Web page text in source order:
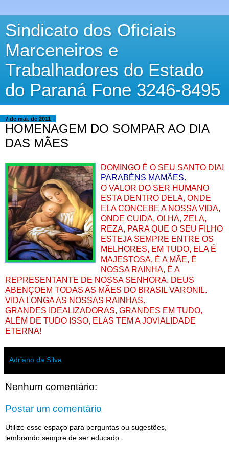
Sindicato dos Oficiais
Marceneiros e
Trabalhadores do Estado
do Paraná Fone 3246-8495
7 de mai. de 2011
HOMENAGEM DO SOMPAR AO DIA
DAS MÃES
DOMINGO É O SEU SANTO DIA!
PARABÉNS MAMÃES.
O VALOR DO SER HUMANO
ESTA DENTRO DELA, ONDE
ELA CONCEBE A NOSSA VIDA,
ONDE CUIDA, OLHA, ZELA,
REZA, PARA QUE O SEU FILHO
ESTEJA SEMPRE ENTRE OS
MELHORES, EM TUDO, ELA É
MAJESTOSA, É A MÃE, É
NOSSA RAINHA, É A
REPRESENTANTE DE NOSSA SENHORA. DEUS
ABENÇOEM TODAS AS MÃES DO BRASIL VARONIL.
VIDA LONGA AS NOSSAS RAINHAS.
GRANDES IDEALIZADORAS, GRANDES EM TUDO,
ALÉM DE TUDO ISSO, ELAS TEM A JOVIALIDADE
ETERNA!
Adriano da Silva
Nenhum comentário:
Postar um comentário
Utilize esse espaço para perguntas ou sugestões,
lembrando sempre de ser educado.